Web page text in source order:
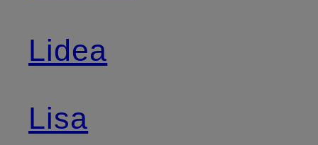
Lidea
Lisa